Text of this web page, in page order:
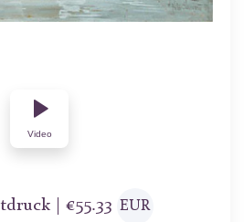
Video
| €55.33 EUR